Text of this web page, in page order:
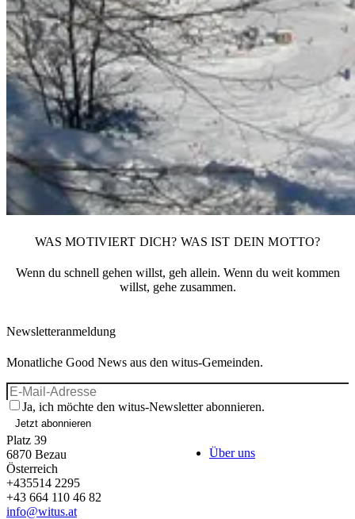
WAS MOTIVIERT DICH? WAS IST DEIN MOTTO?
Wenn du schnell gehen willst, geh allein. Wenn du weit kommen
willst, gehe zusammen.
Newsletteranmeldung
Monatliche Good News aus den witus-Gemeinden.
Ja, ich möchte den witus-Newsletter abonnieren.
Jetzt abonnieren
Platz 39
6870 Bezau
Österreich
+435514 2295
+43 664 110 46 82
info@witus.at
Über uns